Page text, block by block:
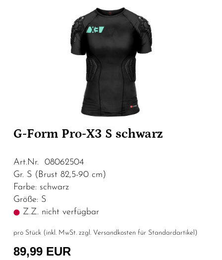
G-Form Pro-X3 S schwarz
Art.Nr. 08062504
Gr. S (Brust 82,5-90 cm)
Farbe: schwarz
Größe: S
Z.Z. nicht verfügbar
pro Stück (inkl. MwSt. zzgl. Versandkosten für Standardartikel )
89,99 EUR